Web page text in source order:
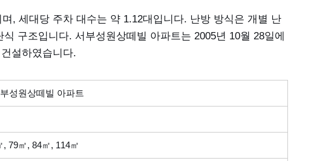
, 세대당 주차 대수는 약 1.12대입니다. 난방 방식은 개별 난
구조입니다. 서부성원상떼빌 아파트는 2005년 10월 28일에
설하였습니다.
성원상떼빌 아파트
, 79㎡, 84㎡, 114㎡